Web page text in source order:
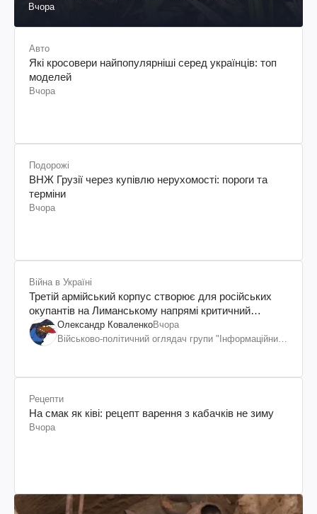
Вчора
Авто
Які кросовери найпопулярніші серед українців: топ
моделей
Вчора
Подорожі
ВНЖ Грузії через купівлю нерухомості: пороги та
терміни
Вчора
Війна в Україні
Третій армійський корпус створює для російських
окупантів на Лиманському напрямі критичний
дискомфорт: як це вдалося
Олександр КоваленкоВчора
Військово-політичний оглядач групи "Інформаційний
Рецепти
На смак як ківі: рецепт варення з кабачків не зиму
Вчора